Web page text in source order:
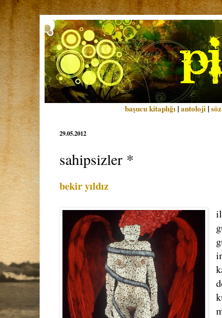
başucu kitaplığı |antoloji |
29.05.2012
sahipsizler *
bekir yıldız